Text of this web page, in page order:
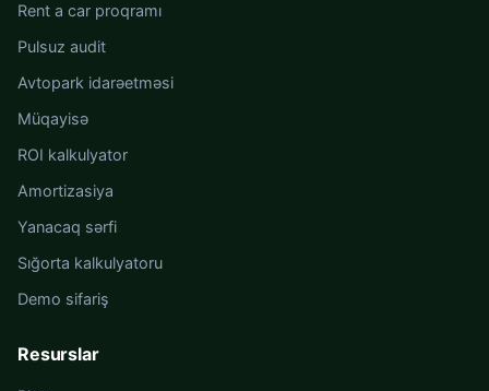
Rent a car proqramı
Pulsuz audit
Avtopark idarəetməsi
Müqayisə
ROI kalkulyator
Amortizasiya
Yanacaq sərfi
Sığorta kalkulyatoru
Demo sifariş
Resurslar